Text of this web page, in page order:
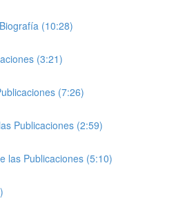
(10:28)
(3:21)
(7:26)
Publicaciones (2:59)
las Publicaciones (5:10)